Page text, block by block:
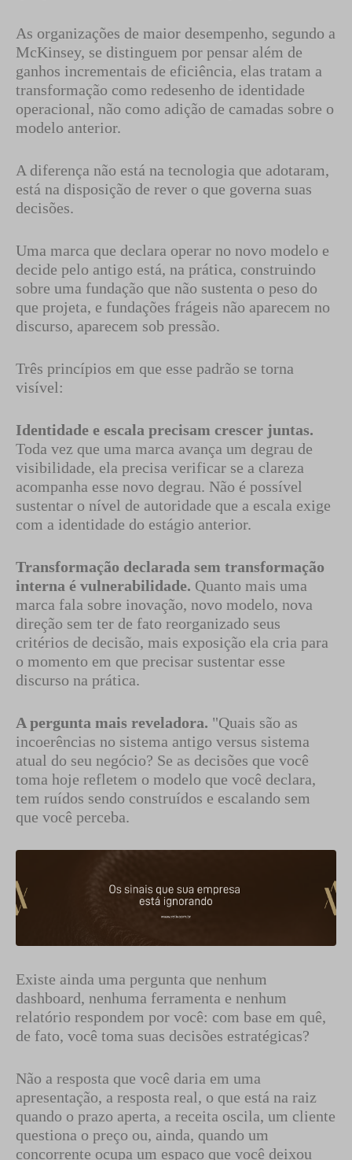
As organizações de maior desempenho, segundo a
McKinsey, se distinguem por pensar além de
ganhos incrementais de eficiência, elas tratam a
transformação como redesenho de identidade
operacional, não como adição de camadas sobre o
modelo anterior.
A diferença não está na tecnologia que adotaram,
está na disposição de rever o que governa suas
decisões.
Uma marca que declara operar no novo modelo e
decide pelo antigo está, na prática, construindo
sobre uma fundação que não sustenta o peso do
que projeta, e fundações frágeis não aparecem no
discurso, aparecem sob pressão.
Três princípios em que esse padrão se torna
visível:
Identidade e escala precisam crescer juntas.
Toda vez que uma marca avança um degrau de
visibilidade, ela precisa verificar se a clareza
acompanha esse novo degrau. Não é possível
sustentar o nível de autoridade que a escala exige
com a identidade do estágio anterior.
Transformação declarada sem transformação
interna é vulnerabilidade. Quanto mais uma
marca fala sobre inovação, novo modelo, nova
direção sem ter de fato reorganizado seus
critérios de decisão, mais exposição ela cria para
o momento em que precisar sustentar esse
discurso na prática.
A pergunta mais reveladora. "Quais são as
incoerências no sistema antigo versus sistema
atual do seu negócio? Se as decisões que você
toma hoje refletem o modelo que você declara,
tem ruídos sendo construídos e escalando sem
que você perceba.
Existe ainda uma pergunta que nenhum
dashboard, nenhuma ferramenta e nenhum
relatório respondem por você: com base em quê,
de fato, você toma suas decisões estratégicas?
Não a resposta que você daria em uma
apresentação, a resposta real, o que está na raiz
quando o prazo aperta, a receita oscila, um cliente
questiona o preço ou, ainda, quando um
concorrente ocupa um espaço que você deixou